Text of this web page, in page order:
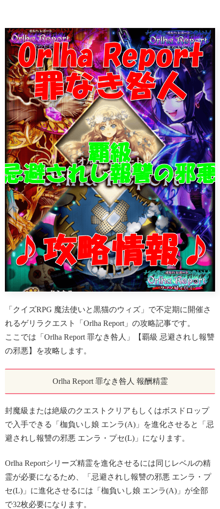
「クイズRPG 魔法使いと黒猫のウィズ」で不定期に開催さ
れるゲリラクエスト「Orlha Report」の攻略記事です。
ここでは「Orlha Report 罪なき咎人」【覇級 忌避されし報讐
の邪悪】を攻略します。
Orlha Report 罪なき咎人 報酬精霊
封魔級または絶級のクエストクリアもしくはボスドロップ
で入手できる「枷負いし娘 エンラ(A)」を進化させると「忌
避されし報讐の邪悪 エンラ・プセ(L)」になります。
Orlha Reportシリーズ精霊を進化させるには同じレベルの精
霊が必要になるため、「忌避されし報讐の邪悪 エンラ・プ
セ(L)」に進化させるには「枷負いし娘 エンラ(A)」が全部
で32枚必要になります。